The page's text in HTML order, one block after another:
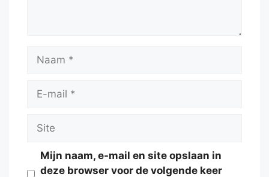
Naam
Site
Mijn naam, e-mail en site opslaan in
deze browser voor de volgende keer